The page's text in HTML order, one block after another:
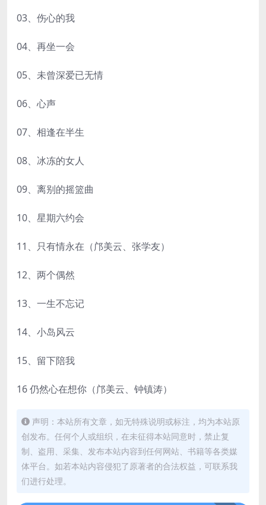
03、伤心的我
04、再坐一会
05、未曾深爱已无情
06、心声
07、相逢在半生
08、冰冻的女人
09、离别的摇篮曲
10、星期六约会
11、只有情永在（邝美云、张学友）
12、两个偶然
13、一生不忘记
14、小岛风云
15、留下陪我
16 仍然心在想你（邝美云、钟镇涛）
声明：本站所有文章，如无特殊说明或标注，均为本站原
创发布。任何个人或组织，在未征得本站同意时，禁止复
制、盗用、采集、发布本站内容到任何网站、书籍等各类媒
体平台。如若本站内容侵犯了原著者的合法权益，可联系我
们进行处理。